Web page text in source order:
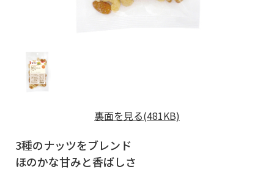
裏面を見る(481KB)
3種のナッツをブレンド
ほのかな甘みと香ばしさ